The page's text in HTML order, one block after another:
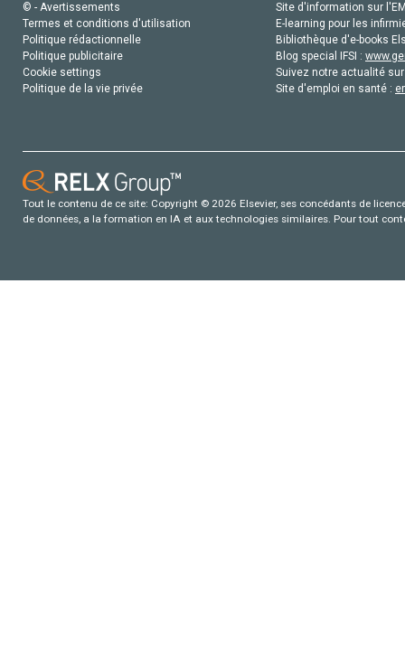
© - Avertissements
Termes et conditions d'utilisation
Politique rédactionnelle
Politique publicitaire
Cookie settings
Politique de la vie privée
Site d'information sur
E-learning pour les
Bibliothèque d'e-books
Blog special IFSI :
Suivez notre actualité
Site d'emploi en santé :
Tout le contenu de ce site: Copyright © 2026 Elsevier, ses concédants de
de données, a la formation en IA et aux technologies similaires. Pour tout